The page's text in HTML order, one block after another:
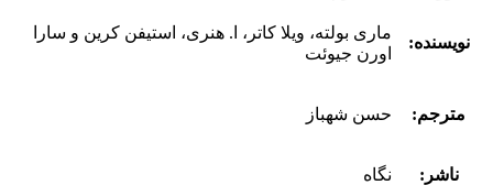
نویسنده:
ماری بولته، ويلا كاتر، ا. هنری، استیفن کرین و سارا
اورن جیوئت
مترجم: حسن شهباز
ناشر: نگاه